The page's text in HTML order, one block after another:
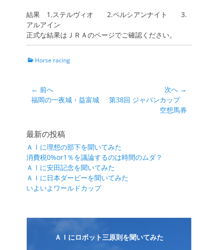
結果 1.ステルヴィオ 2.ペルシアンナイト 3.
アルアイン
正式な結果はＪＲＡのページでご確認ください。
カ Horse racing
投
稿
ビ
ゲ
ー
シ
ョ
ン
← 前へ
前
稿:
福岡の一夜城・益富城
次へ →
次
第38回 ジャパンカップ
空想馬券
最新の投稿
ＡＩに理想の部下を聞いてみた
消費税0%or1％を議論するのは時間のムダ？
ＡＩに安田記念を聞いてみた
ＡＩに日本ダービーを聞いてみた
いよいよワールドカップ
ＡＩにロボット三原則を聞いてみた